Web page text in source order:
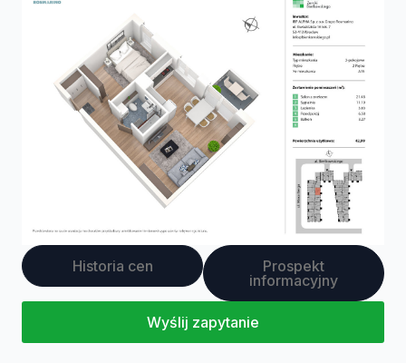
Historia cen
Prospekt
informacyjny
Wyślij zapytanie